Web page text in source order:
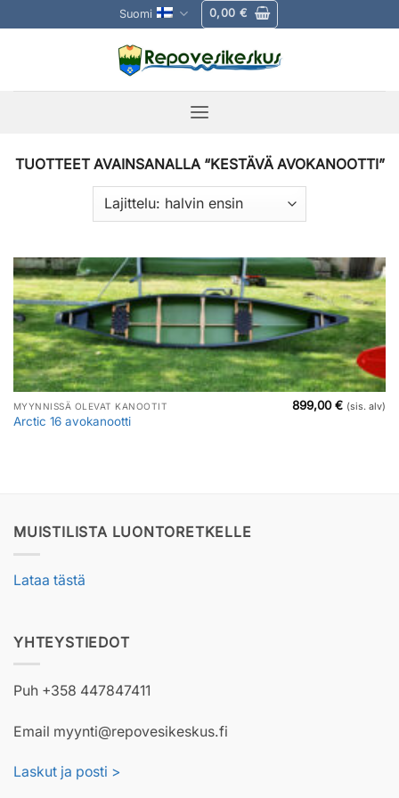
to
Suomi 0,00 €
TUOTTEET AVAINSANALLA “KESTÄVÄ AVOKANOOTTI”
MYYNNISSÄ OLEVAT KANOOTIT
Arctic 16 avokanootti
899,00€ (sis. alv)
MUISTILISTA LUONTORETKELLE
Lataa tästä
YHTEYSTIEDOT
Puh +358 447847411
Email myynti@repovesikeskus.fi
Laskut ja posti >